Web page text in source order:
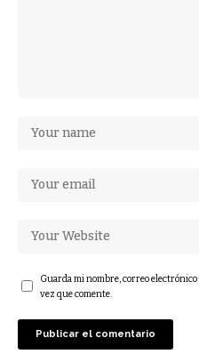
Guarda mi nombre, correo
vez que comente.